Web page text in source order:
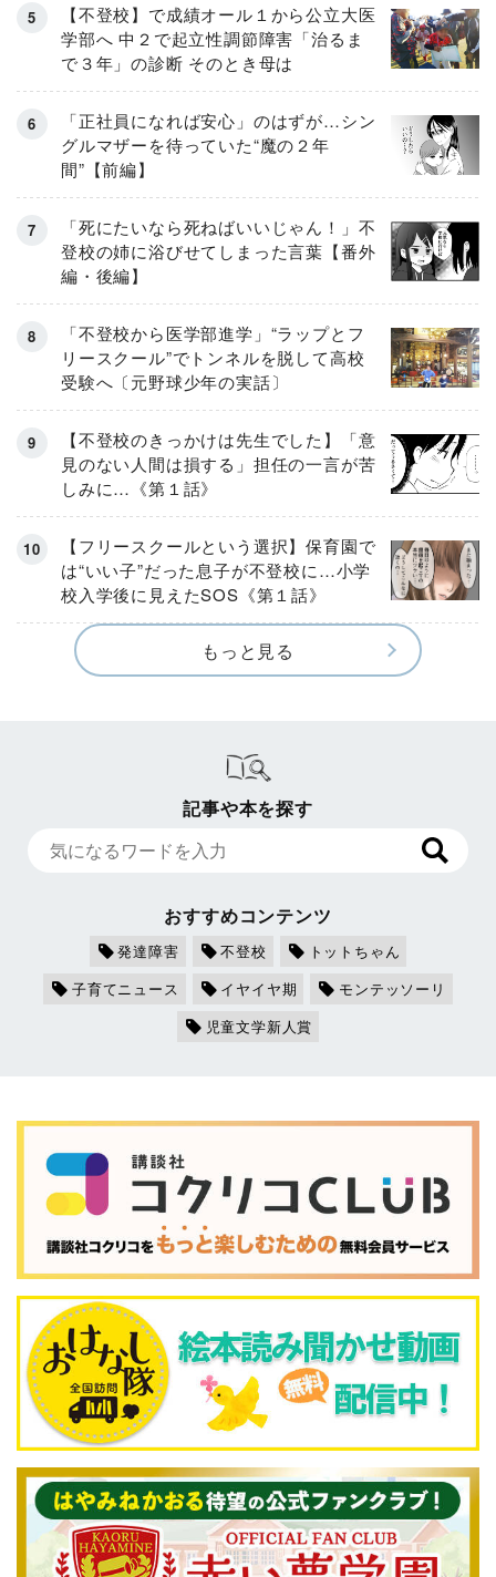
【不登校】で成績オール１から公立大医
学部へ 中２で起立性調節障害「治るま
で３年」の診断 そのとき母は
「正社員になれば安心」のはずが…シン
グルマザーを待っていた“魔の２年
間”【前編】
「死にたいなら死ねばいいじゃん！」不
登校の姉に浴びせてしまった言葉【番外
編・後編】
「不登校から医学部進学」“ラップとフ
リースクール”でトンネルを脱して高校
受験へ〔元野球少年の実話〕
【不登校のきっかけは先生でした】「意
見のない人間は損する」担任の一言が苦
しみに…《第１話》
【フリースクールという選択】保育園で
は“いい子”だった息子が不登校に…小学
校入学後に見えたSOS《第１話》
もっと見る
記事や本を探す
おすすめコンテンツ
発達障害 不登校
トットちゃん
子育てニュース
イヤイヤ期
モンテッソーリ
児童文学新人賞